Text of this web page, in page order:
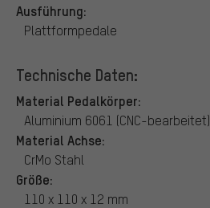
Ausführung:
Plattformpedale
Technische Daten:
Material Pedalkörper:
Aluminium 6061 (CNC-bearbeitet)
Material Achse:
CrMo Stahl
Größe:
110 x 110 x 12 mm